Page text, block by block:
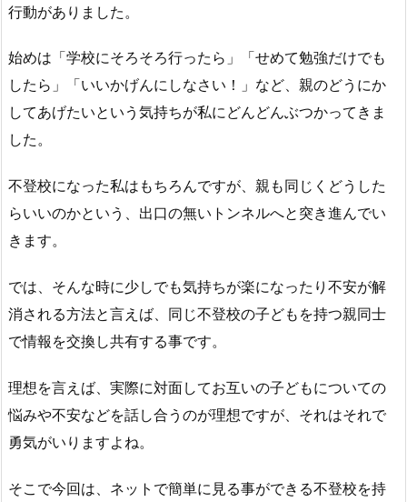
行動がありました。
始めは「学校にそろそろ行ったら」「せめて勉強だけでも
したら」「いいかげんにしなさい！」など、親のどうにか
してあげたいという気持ちが私にどんどんぶつかってきま
した。
不登校になった私はもちろんですが、親も同じくどうした
らいいのかという、出口の無いトンネルへと突き進んでい
きます。
では、そんな時に少しでも気持ちが楽になったり不安が解
消される方法と言えば、同じ不登校の子どもを持つ親同士
で情報を交換し共有する事です。
理想を言えば、実際に対面してお互いの子どもについての
悩みや不安などを話し合うのが理想ですが、それはそれで
勇気がいりますよね。
そこで今回は、ネットで簡単に見る事ができる不登校を持